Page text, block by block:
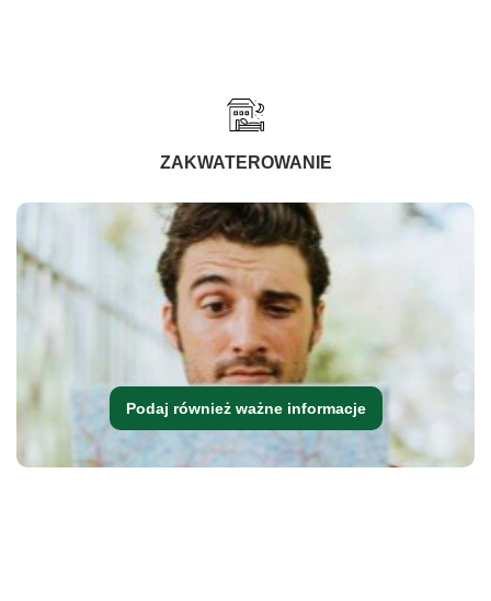
ZAKWATEROWANIE
Podaj również ważne informacje